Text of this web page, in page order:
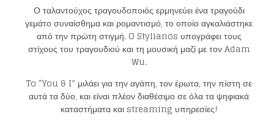
Ο ταλαντούχος τραγουδοποιός ερμηνεύει ένα τραγούδι
γεμάτο συναίσθημα και ρομαντισμό, το οποίο αγκαλιάστηκε
από την πρώτη στιγμή. O Stylianos υπογράφει τους
στίχους του τραγουδιού και τη μουσική μαζί με τον Adam
Wu.
To “You & I” μιλάει για την αγάπη, τον έρωτα, την πίστη σε
αυτά τα δύο, και είναι πλέον διαθέσιμο σε όλα τα ψηφιακά
καταστήματα και streaming υπηρεσίες!